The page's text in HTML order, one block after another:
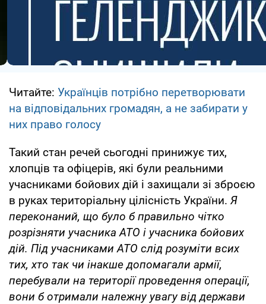
Читайте: Українців потрібно перетворювати
на відповідальних громадян, а не забирати у
них право голосу
Такий стан речей сьогодні принижує тих,
хлопців та офіцерів, які були реальними
учасниками бойових дій і захищали зі зброєю
в руках територіальну цілісність України. Я
переконаний, що було б правильно чітко
розрізняти учасника АТО і учасника бойових
дій. Під учасниками АТО слід розуміти всих
тих, хто так чи інакше допомагали армії,
перебували на території проведення операції,
вони б отримали належну увагу від держави